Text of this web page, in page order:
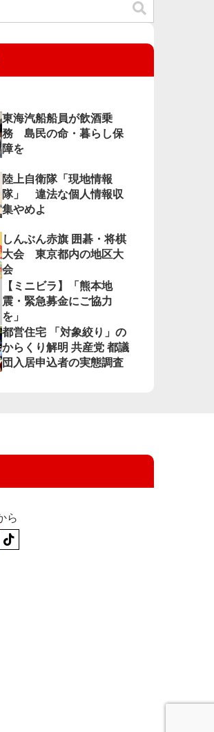
東海汽船船員が飲酒乗
務 島民の命・暮らし保
障を
陸上自衛隊「現地情報
隊」 違法な個人情報収
集やめよ
しんぶん赤旗 囲碁・将棋
大会 東京都内の地区大
会
【ミニビラ】「熊本地
震・緊急募金にご協力
を」
都営住宅 「対象絞り」の
からくり解明 共産党 都議
団入居申込者の実態調査
ら